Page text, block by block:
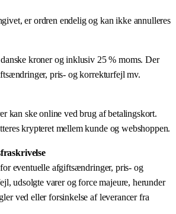
er ordren endelig og kan ikke annulleres
kroner og inklusiv 25 % moms. Der
pris- og korrekturfejl mv.
kan ske online ved brug af betalingskort.
krypteret mellem kunde og webshoppen.
eventuelle afgiftsændringer, pris- og
udsolgte varer og force majeure, herunder
ved eller forsinkelse af leverancer fra